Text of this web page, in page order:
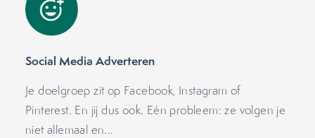
Social Media Adverteren
Je doelgroep zit op Facebook, Instagram of
Pinterest. En jij dus ook. Eén probleem: ze volgen je
niet allemaal en...